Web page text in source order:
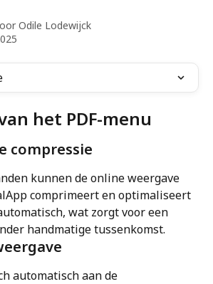
Odile Lodewijck
het PDF-menu
compressie
kunnen de online weergave
comprimeert en optimaliseert
wat zorgt voor een
handmatige tussenkomst.
automatisch aan de